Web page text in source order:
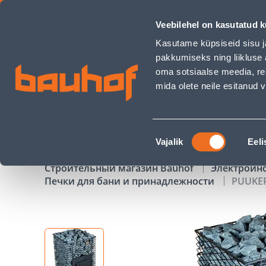
Veebilehel on kasutatud
Kasutame küpsiseid sisu
pakkumiseks ning
oma sotsiaalse meedia,
mida olete neile esitanud
Nõusoleku
valik
Vajalik
PUUKERIS TATPAR V-1 S 8-16M³ VÕRGUGA, VEESÄRK
Обслуживание бизнес-клиентов
АКЦИИ
Строительный магазин Bauhof
Печки для бани и принадлежности